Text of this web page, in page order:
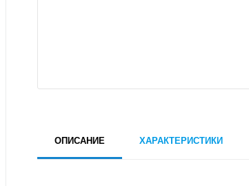
ОПИСАНИЕ ХАРАКТЕРИСТИКИ